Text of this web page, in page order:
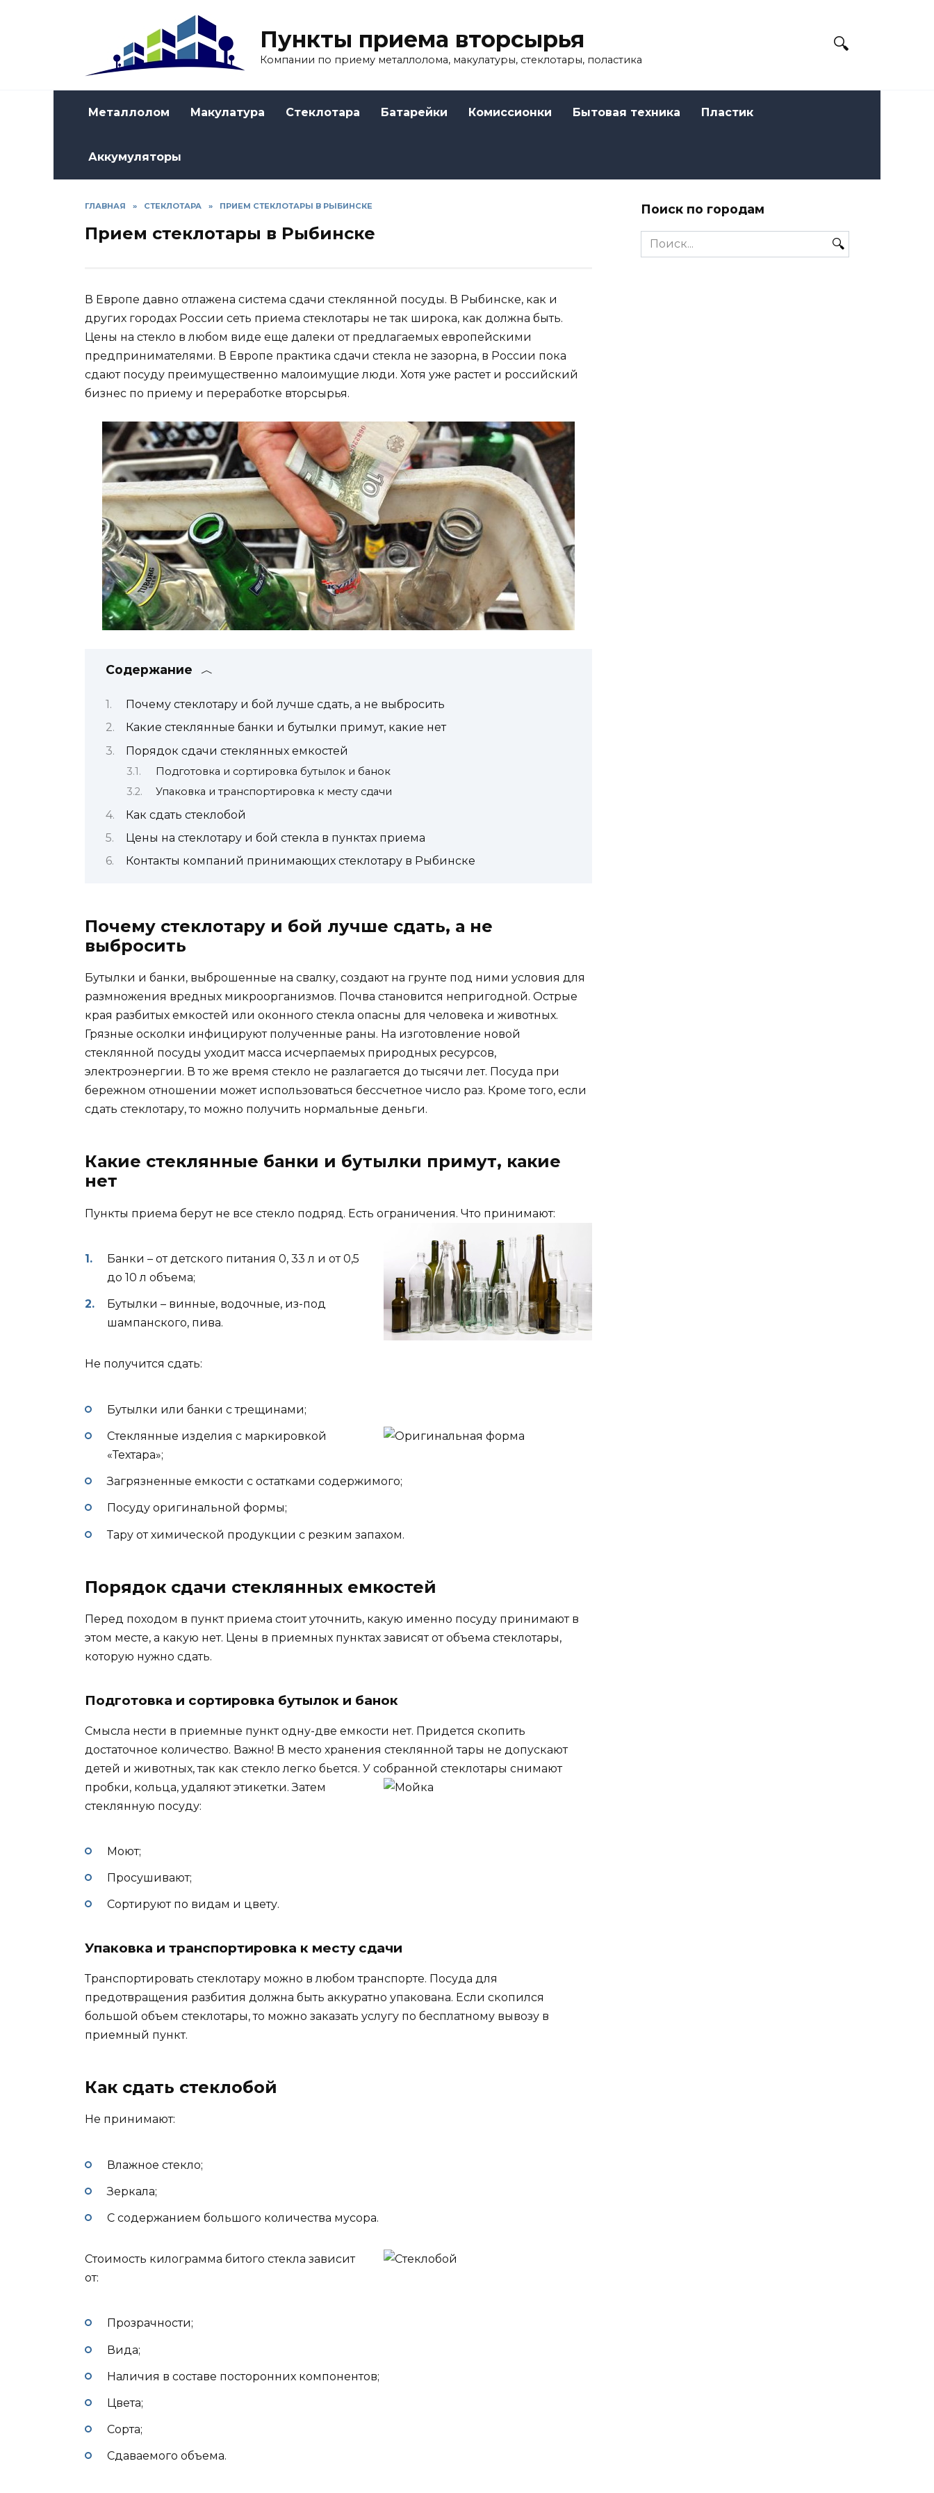
Пункты приема вторсырья
Компании по приему металлолома, макулатуры, стеклотары, поластика
Металлолом Макулатура Стеклотара Батарейки Комиссионки Бытовая техника Пластик
Аккумуляторы
ГЛАВНАЯ » СТЕКЛОТАРА » ПРИЕМ СТЕКЛОТАРЫ В РЫБИНСКЕ
Прием стеклотары в Рыбинске
В Европе давно отлажена система сдачи стеклянной посуды. В Рыбинске, как и
других городах России сеть приема стеклотары не так широка, как должна быть.
Цены на стекло в любом виде еще далеки от предлагаемых европейскими
предпринимателями. В Европе практика сдачи стекла не зазорна, в России пока
сдают посуду преимущественно малоимущие люди. Хотя уже растет и российский
бизнес по приему и переработке вторсырья.
Содержание
Почему стеклотару и бой лучше сдать, а не выбросить
Какие стеклянные банки и бутылки примут, какие нет
Порядок сдачи стеклянных емкостей
Подготовка и сортировка бутылок и банок
Упаковка и транспортировка к месту сдачи
Как сдать стеклобой
Цены на стеклотару и бой стекла в пунктах приема
Контакты компаний принимающих стеклотару в Рыбинске
Почему стеклотару и бой лучше сдать, а не
выбросить
Бутылки и банки, выброшенные на свалку, создают на грунте под ними условия для
размножения вредных микроорганизмов. Почва становится непригодной. Острые
края разбитых емкостей или оконного стекла опасны для человека и животных.
Грязные осколки инфицируют полученные раны. На изготовление новой
стеклянной посуды уходит масса исчерпаемых природных ресурсов,
электроэнергии. В то же время стекло не разлагается до тысячи лет. Посуда при
бережном отношении может использоваться бессчетное число раз. Кроме того, если
сдать стеклотару, то можно получить нормальные деньги.
Какие стеклянные банки и бутылки примут, какие
нет
Пункты приема берут не все стекло подряд. Есть ограничения. Что принимают:
Банки – от детского питания 0, 33 л и от 0,5
до 10 л объема;
Бутылки – винные, водочные, из-под
шампанского, пива.
Не получится сдать:
Бутылки или банки с трещинами;
Стеклянные изделия с маркировкой
«Техтара»;
Загрязненные емкости с остатками содержимого;
Посуду оригинальной формы;
Тару от химической продукции с резким запахом.
Порядок сдачи стеклянных емкостей
Перед походом в пункт приема стоит уточнить, какую именно посуду принимают в
этом месте, а какую нет. Цены в приемных пунктах зависят от объема стеклотары,
которую нужно сдать.
Подготовка и сортировка бутылок и банок
Смысла нести в приемные пункт одну-две емкости нет. Придется скопить
достаточное количество. Важно! В место хранения стеклянной тары не допускают
детей и животных, так как стекло легко бьется. У собранной стеклотары снимают
пробки, кольца, удаляют этикетки.Затем
стеклянную посуду:
Моют;
Просушивают;
Сортируют по видам и цвету.
Упаковка и транспортировка к месту сдачи
Транспортировать стеклотару можно в любом транспорте. Посуда для
предотвращения разбития должна быть аккуратно упакована. Если скопился
большой объем стеклотары, то можно заказать услугу по бесплатному вывозу в
приемный пункт.
Как сдать стеклобой
Не принимают:
Влажное стекло;
Зеркала;
С содержанием большого количества мусора.
Стоимость килограмма битого стекла зависит
от:
Прозрачности;
Вида;
Наличия в составе посторонних компонентов;
Цвета;
Сорта;
Сдаваемого объема.
Поиск по городам
Search
for: